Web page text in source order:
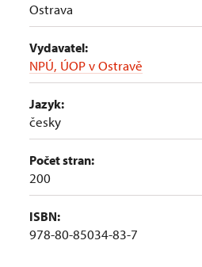
Ostrava
Vydavatel:
NPÚ, ÚOP v Ostravě
Jazyk:
česky
Počet stran:
200
ISBN:
978-80-85034-83-7